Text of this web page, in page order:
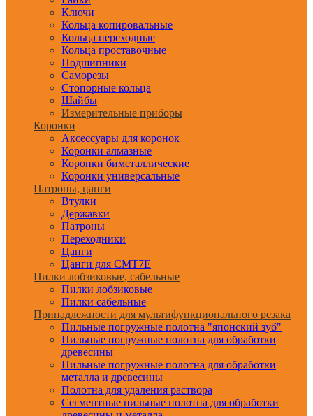
Ключи
Кольца копировальные
Кольца переходные
Кольца проставочные
Подшипники
Саморезы
Стопорные кольца
Шайбы
Измерительные приборы
Коронки
Аксессуары для коронок
Коронки алмазные
Коронки биметаллические
Коронки универсальные
Патроны, цанги
Втулки
Державки
Патроны
Переходники
Цанги
Цанги для CMT7E
Пилки лобзиковые, сабельные
Пилки лобзиковые
Пилки сабельные
Принадлежности для мультифункционального резака
Пильные погружные полотна "японский зуб"
Пильные погружные полотна для обработки
древесины
Пильные погружные полотна для обработки
металла и древесины
Полотна для удаления раствора
Сегментные пильные полотна для обработки